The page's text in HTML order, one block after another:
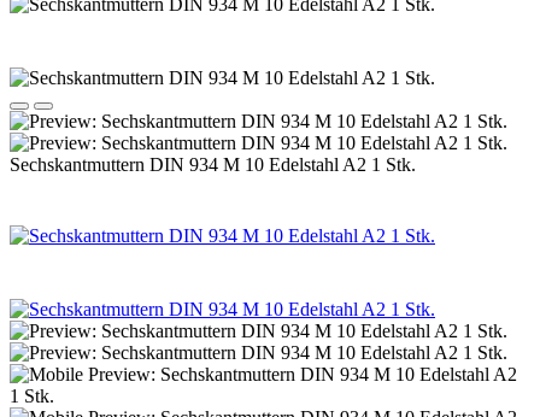
Sechskantmuttern DIN 934 M 10 Edelstahl A2 1 Stk.